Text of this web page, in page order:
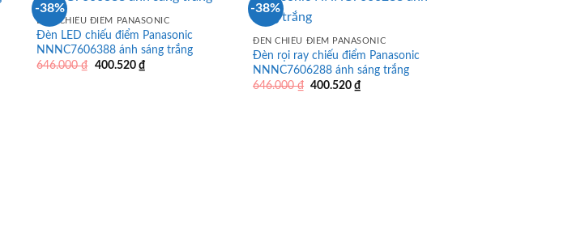
-38%
ĐÈN CHIẾU ĐIỂM PANASONIC
Đèn LED chiếu điểm Panasonic
NNNC7606388 ánh sáng trắng
646.000₫ Giá
400.520 ₫Giá
-38%
ĐÈN CHIẾU ĐIỂM PANASONIC
Đèn rọi ray chiếu điểm Panasonic
NNNC7606288 ánh sáng trắng
646.000₫ Giá
400.520₫